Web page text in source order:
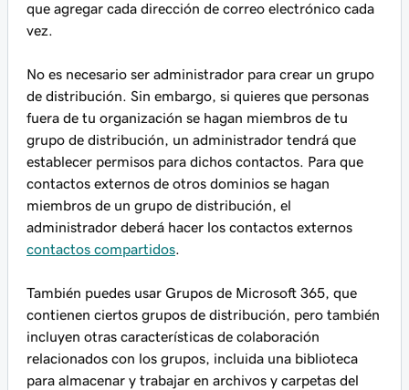
que agregar cada dirección de correo electrónico cada
vez.
No es necesario ser administrador para crear un grupo
de distribución. Sin embargo, si quieres que personas
fuera de tu organización se hagan miembros de tu
grupo de distribución, un administrador tendrá que
establecer permisos para dichos contactos. Para que
contactos externos de otros dominios se hagan
miembros de un grupo de distribución, el
administrador deberá hacer los contactos externos
contactos compartidos
También puedes usar Grupos de Microsoft 365, que
contienen ciertos grupos de distribución, pero también
incluyen otras características de colaboración
relacionados con los grupos, incluida una biblioteca
para almacenar y trabajar en archivos y carpetas del